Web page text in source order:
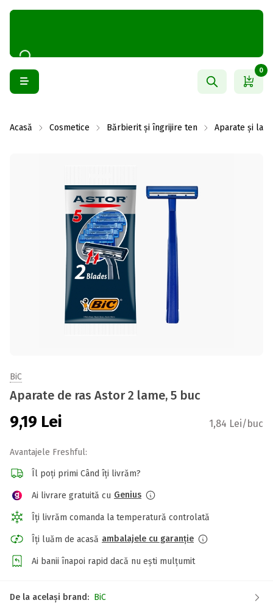
0
Acasă Cosmetice Bărbierit și îngrijire ten Aparate și
BiC
Aparate de ras Astor 2 lame, 5 buc
9,19 Lei 1,84 Lei/buc
Avantajele Freshful:
Îl poți primi Când îți livrăm?
Ai livrare gratuită cu Genius
Îți livrăm comanda la temperatură controlată
Îți luăm de acasă ambalajele cu garanție
Ai banii înapoi rapid dacă nu ești mulțumit
De la același brand: BiC